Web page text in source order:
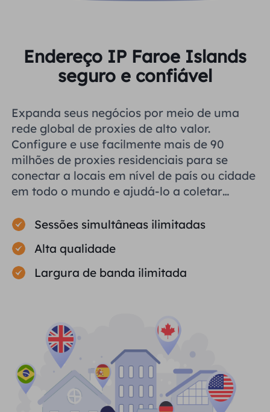
Endereço IP Faroe Islands
seguro e confiável
Expanda seus negócios por meio de uma
rede global de proxies de alto valor.
Configure e use facilmente mais de 90
milhões de proxies residenciais para se
conectar a locais em nível de país ou cidade
em todo o mundo e ajudá-lo a coletar
Sessões simultâneas ilimitadas
Alta qualidade
Largura de banda ilimitada